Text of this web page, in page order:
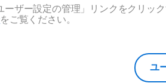
し、
リント
れてお
ザー設定の管理」リンクをクリッ
をご覧ください。
ユ